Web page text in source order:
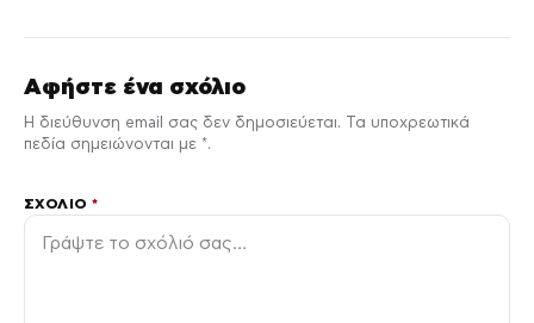
Αφήστε ένα σχόλιο
Η διεύθυνση email σας δεν δημοσιεύεται. Τα υποχρεωτικά
πεδία σημειώνονται με *.
ΣΧΌΛΙΟ*